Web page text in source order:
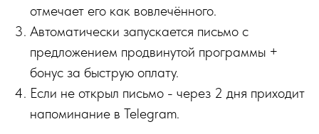
отмечает его как вовлечённого.
Автоматически запускается письмо с
предложением продвинутой программы +
бонус за быструю оплату.
Если не открыл письмо - через 2 дня приходит
напоминание в Telegram.